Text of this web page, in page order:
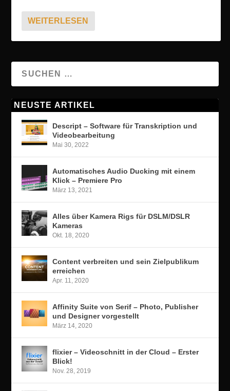
WEITERLESEN
NEUSTE ARTIKEL
Descript – Software für Transkription und
Videobearbeitung
Mai 30, 2022
Automatisches Audio Ducking mit einem
Klick – Premiere Pro
März 13, 2021
Alles über Kamera Rigs für DSLM/DSLR
Kameras
Okt. 18, 2020
Content verbreiten und sein Zielpublikum
erreichen
Apr. 11, 2020
Affinity Suite von Serif – Photo, Publisher
und Designer vorgestellt
März 14, 2020
flixier – Videoschnitt in der Cloud – Erster
Blick!
Nov. 28, 2019